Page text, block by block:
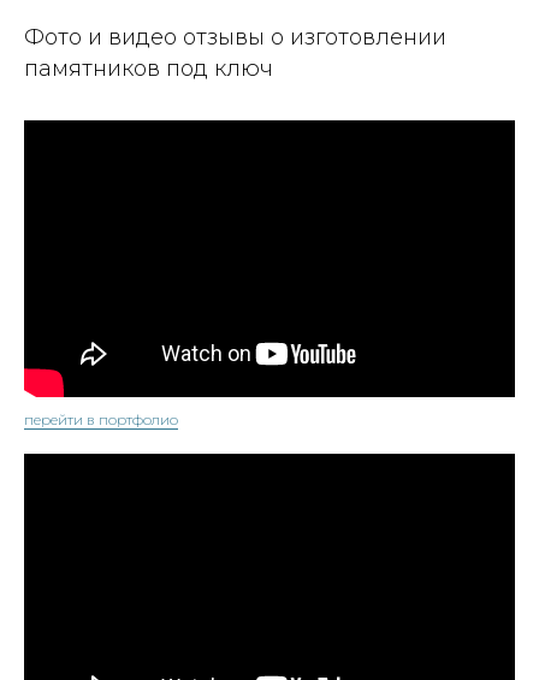
Фото и видео отзывы о изготовлении
памятников под ключ
перейти в портфолио